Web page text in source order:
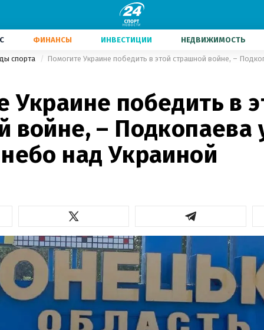
ФИНАНСЫ ИНВЕСТИЦИИ НЕДВИЖИМОСТЬ
спорта
Украине победить в
войне, – Подкопаева
над Украиной